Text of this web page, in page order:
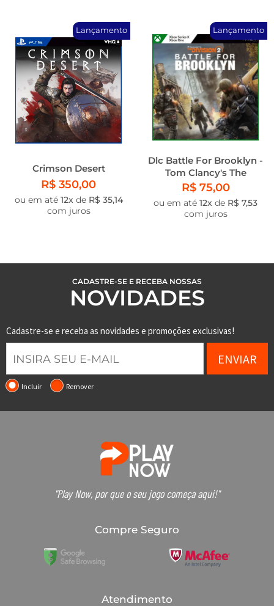
Lançamento
Crimson Desert
R$ 350,00
ou em até 12xde R$ 35,14
com juros
Lançamento
Dlc Battle For Brooklyn -
Tom Clancy's The
Division 2
R$ 75,00
ou em até 12x de R$ 7,53
com juros
CADASTRE-SE E RECEBA NOSSAS
NOVIDADES
Cadastre-se e receba as novidades e promoções exclusivas!
ENVIAR
Incluir Remover
"Play Now, por que o seu jogo começa aqui!"
Compre Seguro
Atendimento